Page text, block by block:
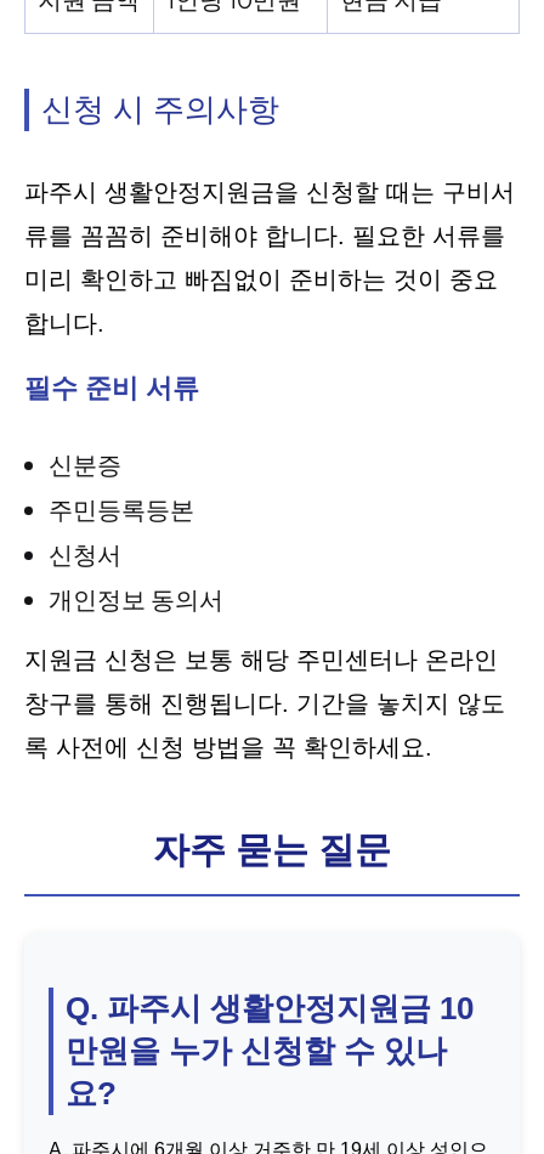
신청 시 주의사항
파주시 생활안정지원금을 신청할 때는 구비서
류를 꼼꼼히 준비해야 합니다. 필요한 서류를
미리 확인하고 빠짐없이 준비하는 것이 중요
합니다.
필수 준비 서류
신분증
주민등록등본
신청서
개인정보 동의서
지원금 신청은 보통 해당 주민센터나 온라인
창구를 통해 진행됩니다. 기간을 놓치지 않도
록 사전에 신청 방법을 꼭 확인하세요.
자주 묻는 질문
Q. 파주시 생활안정지원금 10
만원을 누가 신청할 수 있나
요?
A. 파주시에 6개월 이상 거주한 만 19세 이상 성인으